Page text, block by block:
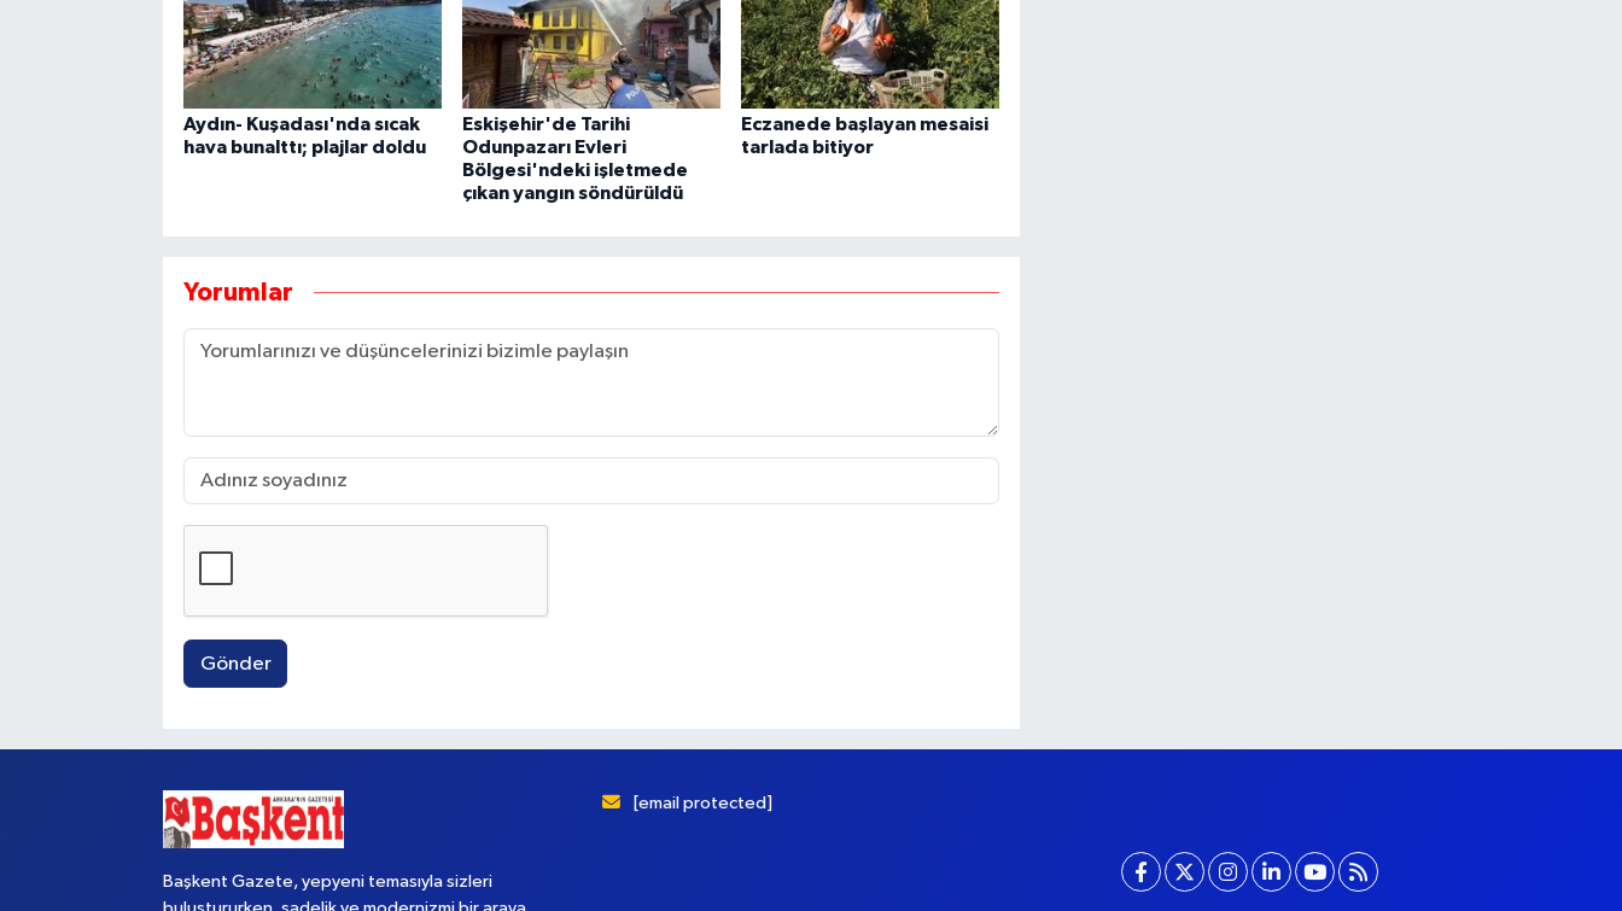
Aydın- Kuşadası'nda sıcak
hava bunalttı; plajlar doldu
Eskişehir'de Tarihi
Odunpazarı Evleri
Bölgesi'ndeki işletmede
çıkan yangın söndürüldü
Eczanede başlayan mesaisi
tarlada bitiyor
Yorumlar
Gönder
Başkent Gazete, yepyeni temasıyla sizleri
[email protected]